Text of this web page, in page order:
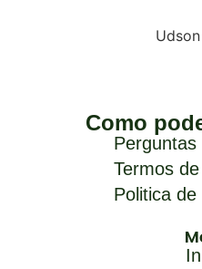
Como
Termos
Politica